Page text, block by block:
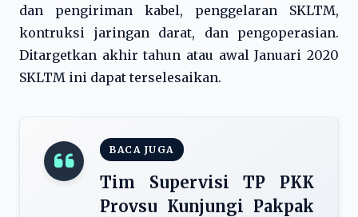
dan pengiriman kabel, penggelaran SKLTM,
kontruksi jaringan darat, dan pengoperasian.
Ditargetkan akhir tahun atau awal Januari 2020
SKLTM ini dapat terselesaikan.
BACA JUGA
Tim Supervisi TP PKK
Provsu Kunjungi Pakpak